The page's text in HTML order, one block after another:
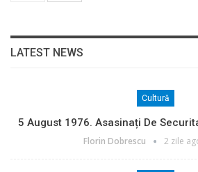
LATEST NEWS
Cultură
5 August 1976. Asasinați De
Florin Dobrescu 2 zile